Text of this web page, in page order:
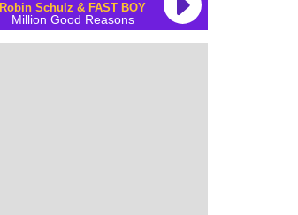
Robin Schulz & FAST BOY
Million Good Reasons